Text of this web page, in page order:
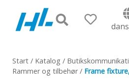
Start / Katalog /
Rammer og tilbehør/ Frame